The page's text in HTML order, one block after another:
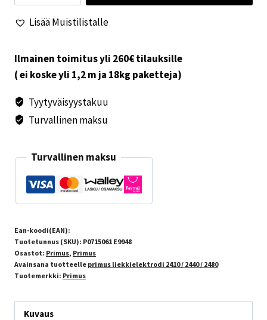
2410
/2440/
määrä
Lisää Muistilistalle
Ilmainen toimitus yli 260€ tilauksille
( ei koske yli 1,2 m ja 18kg paketteja)
Tyytyväisyystakuu
Turvallinen maksu
Turvallinen maksu
Ean-koodi(EAN):
Tuotetunnus (SKU): P0715061 E9948
Osastot: Primus, Primus
Avainsana tuotteelle primus liekkielektrodi 2410 / 2440 / 2480
Tuotemerkki: Primus
Kuvaus